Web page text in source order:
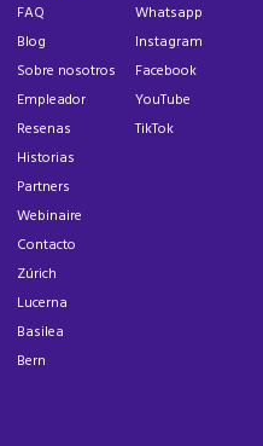
FAQ
Blog
Sobre nosotros
Empleador
Resenas
Historias
Partners
Webinaire
Contacto
Zúrich
Lucerna
Basilea
Bern
Whatsapp
Instagram
Facebook
YouTube
TikTok